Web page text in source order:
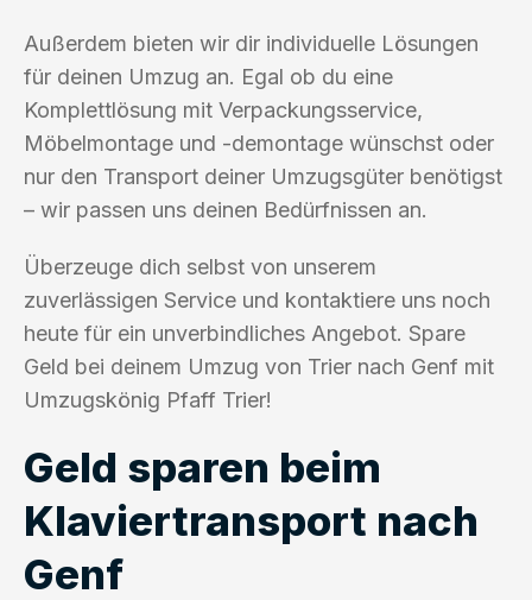
Außerdem bieten wir dir individuelle Lösungen
für deinen Umzug an. Egal ob du eine
Komplettlösung mit Verpackungsservice,
Möbelmontage und -demontage wünschst oder
nur den Transport deiner Umzugsgüter benötigst
– wir passen uns deinen Bedürfnissen an.
Überzeuge dich selbst von unserem
zuverlässigen Service und kontaktiere uns noch
heute für ein unverbindliches Angebot. Spare
Geld bei deinem Umzug von Trier nach Genf mit
Umzugskönig Pfaff Trier!
Geld sparen beim
Klaviertransport nach
Genf